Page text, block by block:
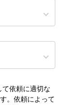
依頼に適切な
。依頼によって